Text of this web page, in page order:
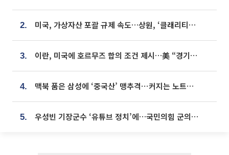
2. 미국, 가상자산 포괄 규제 속도…상원, ‘클래리티법’ 9월 절차투표 추진
3. 이란, 미국에 호르무즈 합의 조건 제시…美 “경기 아직 안 끝나” [종합]
4. 맥북 품은 삼성에 ‘중국산’ 맹추격⋯커지는 노트북 OLED 시장
5. 우성빈 기장군수 ‘유튜브 정치’에…국민의힘 군의원들 집단 반발